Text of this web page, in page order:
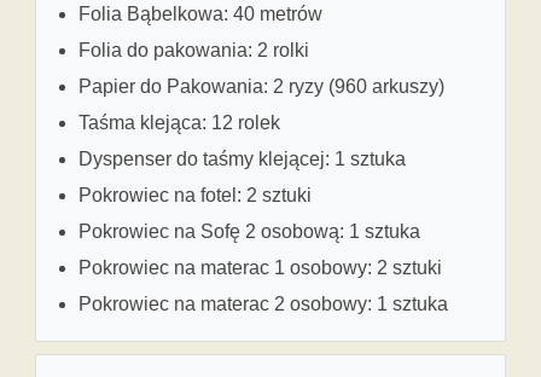
Folia Bąbelkowa: 40 metrów
Folia do pakowania: 2 rolki
Papier do Pakowania: 2 ryzy (960 arkuszy)
Taśma klejąca: 12 rolek
Dyspenser do taśmy klejącej: 1 sztuka
Pokrowiec na fotel: 2 sztuki
Pokrowiec na Sofę 2 osobową: 1 sztuka
Pokrowiec na materac 1 osobowy: 2 sztuki
Pokrowiec na materac 2 osobowy: 1 sztuka